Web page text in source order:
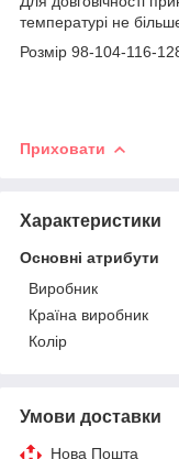
температурі не
Розмір 98-104-116-
Приховати
Характеристики
Основні атрибути
Виробник
Країна виробник
Колір
Умови доставки
Нова Пошта